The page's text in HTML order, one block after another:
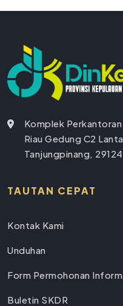
Komplek
Riau Gedung C2
Tanjungpinang, 29124
TAUTAN CEPAT
Kontak Kami
Unduhan
Form Permohonan
Buletin SKDR